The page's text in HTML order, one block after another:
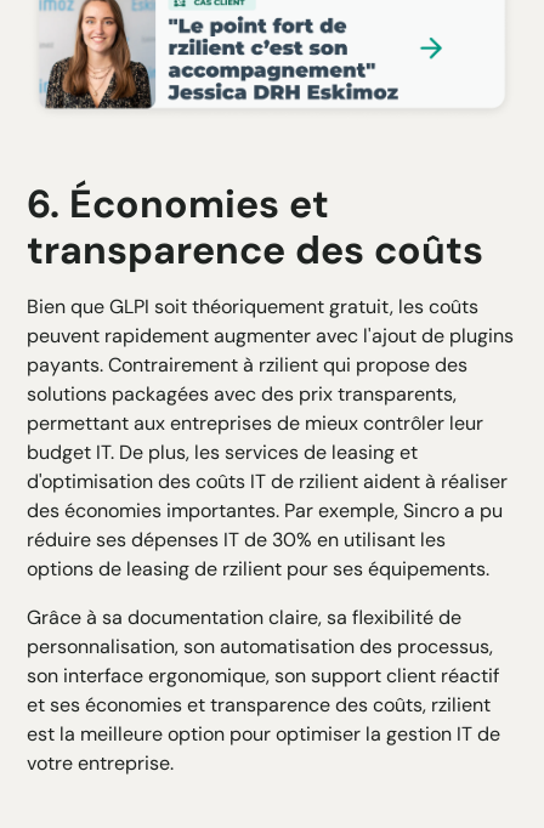
6. Économies et
transparence des coûts
Bien que GLPI soit théoriquement gratuit, les coûts
peuvent rapidement augmenter avec l'ajout de plugins
payants. Contrairement à rzilient qui propose des
solutions packagées avec des prix transparents,
permettant aux entreprises de mieux contrôler leur
budget IT. De plus, les services de leasing et
d'optimisation des coûts IT de rzilient aident à réaliser
des économies importantes. Par exemple, Sincro a pu
réduire ses dépenses IT de 30% en utilisant les
options de leasing de rzilient pour ses équipements.
Grâce à sa documentation claire, sa flexibilité de
personnalisation, son automatisation des processus,
son interface ergonomique, son support client réactif
et ses économies et transparence des coûts, rzilient
est la meilleure option pour optimiser la gestion IT de
votre entreprise.